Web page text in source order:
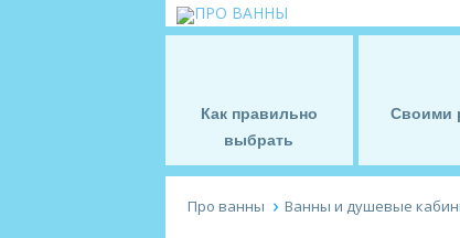
Как правильно
выбрать
Своими
Про ванны Ванны и душевые